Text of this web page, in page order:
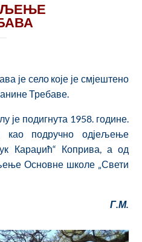
село које је смјештено
Требаве.
1958. године.
подручно одјељење
Караџић“ Коприва, а од
Основне школе „Свети
Г.М.